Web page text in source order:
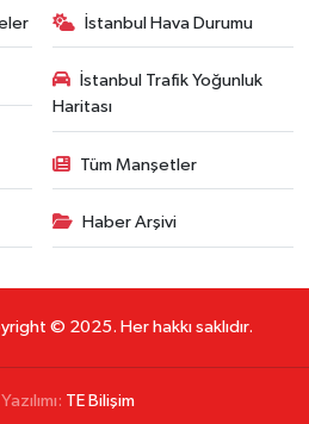
İstanbul Hava Durumu
İstanbul Trafik Yoğunluk
Haritası
Tüm Manşetler
Haber Arşivi
© 2025. Her hakkı saklıdır.
TE Bilişim